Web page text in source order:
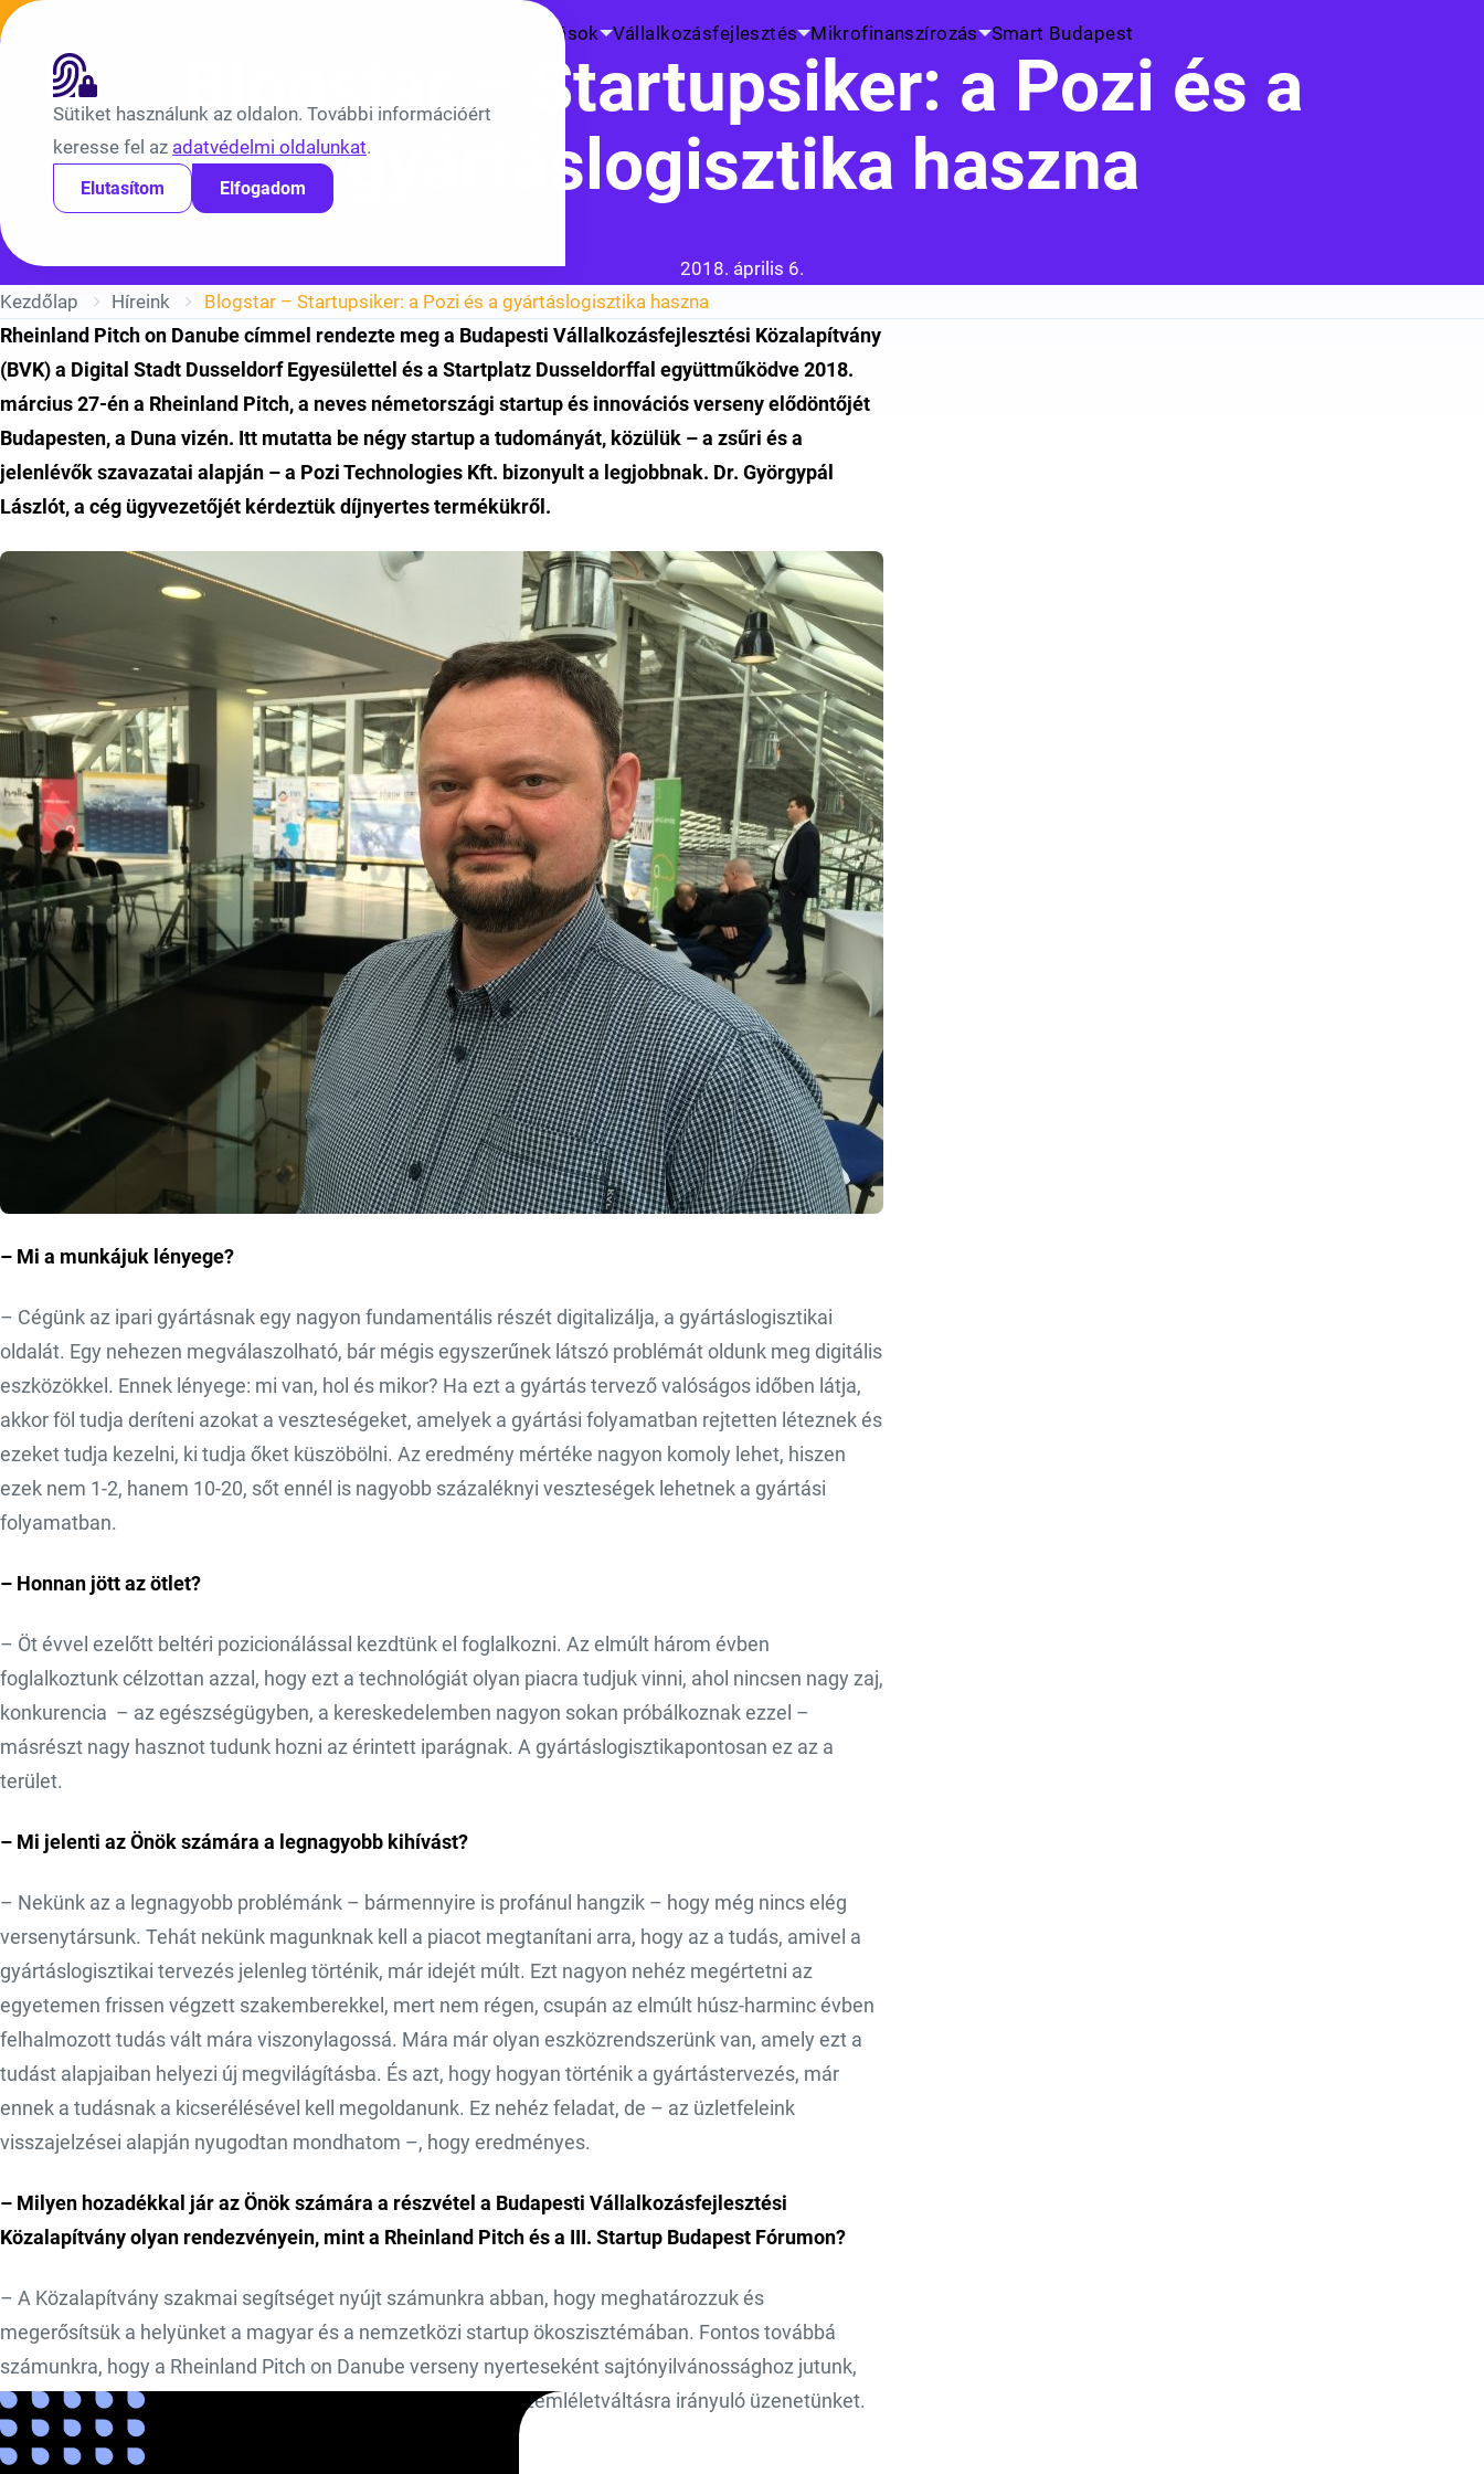
Sütiket használunk az oldalon. További információért
keresse fel az adatvédelmi oldalunkat.
Elutasítom Elfogadom
Kutatások Vállalkozásfejlesztés Mikrofinanszírozás Smart Budapest
Blogstar – Startupsiker: a Pozi és a
gyártáslogisztika haszna
Közzétéve:
2018. április 6.
Kezdőlap
Híreink
Blogstar – Startupsiker: a Pozi és a gyártáslogisztika haszna
Rheinland Pitch on Danube címmel rendezte meg a Budapesti Vállalkozásfejlesztési Közalapítvány
(BVK) a Digital Stadt Dusseldorf Egyesülettel és a Startplatz Dusseldorffal együttműködve 2018.
március 27-én a Rheinland Pitch, a neves németországi startup és innovációs verseny elődöntőjét
Budapesten, a Duna vizén. Itt mutatta be négy startup a tudományát, közülük – a zsűri és a
jelenlévők szavazatai alapján – a Pozi Technologies Kft. bizonyult a legjobbnak. Dr. Györgypál
Lászlót, a cég ügyvezetőjét kérdeztük díjnyertes termékükről.
– Mi a munkájuk lényege?
– Cégünk az ipari gyártásnak egy nagyon fundamentális részét digitalizálja, a gyártáslogisztikai
oldalát. Egy nehezen megválaszolható, bár mégis egyszerűnek látszó problémát oldunk meg digitális
eszközökkel. Ennek lényege: mi van, hol és mikor? Ha ezt a gyártás tervező valóságos időben látja,
akkor föl tudja deríteni azokat a veszteségeket, amelyek a gyártási folyamatban rejtetten léteznek és
ezeket tudja kezelni, ki tudja őket küszöbölni. Az eredmény mértéke nagyon komoly lehet, hiszen
ezek nem 1-2, hanem 10-20, sőt ennél is nagyobb százaléknyi veszteségek lehetnek a gyártási
folyamatban.
– Honnan jött az ötlet?
– Öt évvel ezelőtt beltéri pozicionálással kezdtünk el foglalkozni. Az elmúlt három évben
foglalkoztunk célzottan azzal, hogy ezt a technológiát olyan piacra tudjuk vinni, ahol nincsen nagy zaj,
konkurencia ­ – az egészségügyben, a kereskedelemben nagyon sokan próbálkoznak ezzel –
másrészt nagy hasznot tudunk hozni az érintett iparágnak. A gyártáslogisztikapontosan ez az a
terület.
– Mi jelenti az Önök számára a legnagyobb kihívást?
– Nekünk az a legnagyobb problémánk – bármennyire is profánul hangzik – hogy még nincs elég
versenytársunk. Tehát nekünk magunknak kell a piacot megtanítani arra, hogy az a tudás, amivel a
gyártáslogisztikai tervezés jelenleg történik, már idejét múlt. Ezt nagyon nehéz megértetni az
egyetemen frissen végzett szakemberekkel, mert nem régen, csupán az elmúlt húsz-harminc évben
felhalmozott tudás vált mára viszonylagossá. Mára már olyan eszközrendszerünk van, amely ezt a
tudást alapjaiban helyezi új megvilágításba. És azt, hogy hogyan történik a gyártástervezés, már
ennek a tudásnak a kicserélésével kell megoldanunk. Ez nehéz feladat, de – az üzletfeleink
visszajelzései alapján nyugodtan mondhatom –, hogy eredményes.
– Milyen hozadékkal jár az Önök számára a részvétel a Budapesti Vállalkozásfejlesztési
Közalapítvány olyan rendezvényein, mint a Rheinland Pitch és a III. Startup Budapest Fórumon?
– A Közalapítvány szakmai segítséget nyújt számunkra abban, hogy meghatározzuk és
megerősítsük a helyünket a magyar és a nemzetközi startup ökoszisztémában. Fontos továbbá
számunkra, hogy a Rheinland Pitch on Danube verseny nyerteseként sajtónyilvánossághoz jutunk,
így lehetőségünk nyílik eljuttatni a szakmai közönséghez a szemléletváltásra irányuló üzenetünket.
Forrás:Blogstar